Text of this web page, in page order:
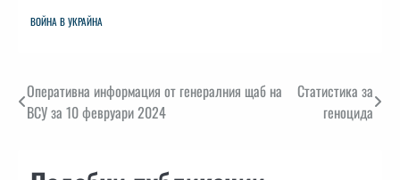
ВОЙНА В УКРАЙНА
Навигация
Оперативна информация от генералния щаб на
ВСУ за 10 февруари 2024
Статистика за
геноцида